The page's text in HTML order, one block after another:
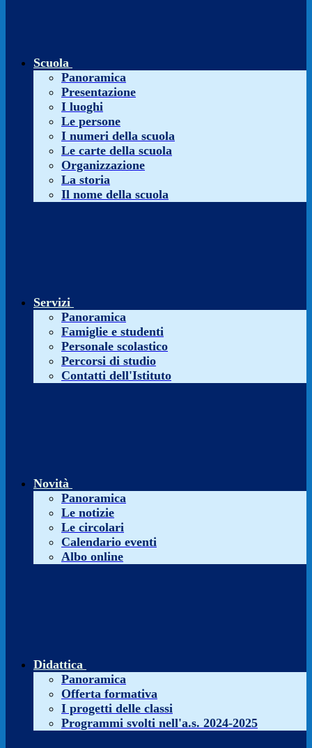
Scuola
Panoramica
Presentazione
I luoghi
Le persone
I numeri della scuola
Le carte della scuola
Organizzazione
La storia
Il nome della scuola
Servizi
Panoramica
Famiglie e studenti
Personale scolastico
Percorsi di studio
Contatti dell'Istituto
Novità
Panoramica
Le notizie
Le circolari
Calendario eventi
Albo online
Didattica
Panoramica
Offerta formativa
I progetti delle classi
Programmi svolti nell'a.s. 2024-2025